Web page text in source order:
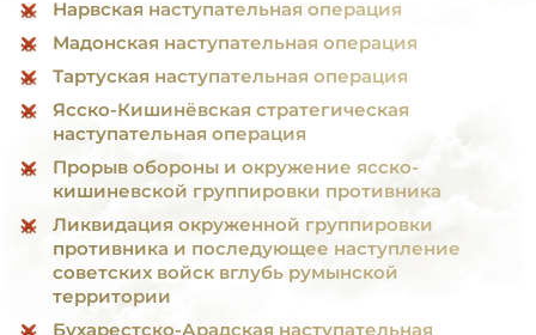
Нарвская наступательная операция
Мадонская наступательная операция
Тартуская наступательная операция
Ясско-Кишинёвская стратегическая
наступательная операция
Прорыв обороны и окружение ясско-
кишиневской группировки противника
Ликвидация окруженной группировки
противника и последующее наступление
советских войск вглубь румынской
территории
Бухарестско-Арадская наступательная